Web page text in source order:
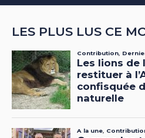
LES PLUS LUS CE